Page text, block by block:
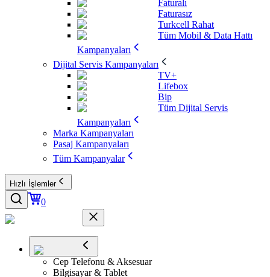
Faturalı
Faturasız
Turkcell Rahat
Tüm Mobil & Data Hattı
Kampanyaları
Dijital Servis Kampanyaları
TV+
Lifebox
Bip
Tüm Dijital Servis
Kampanyaları
Marka Kampanyaları
Pasaj Kampanyaları
Tüm Kampanyalar
Hızlı İşlemler
0
Cep Telefonu & Aksesuar
Bilgisayar & Tablet